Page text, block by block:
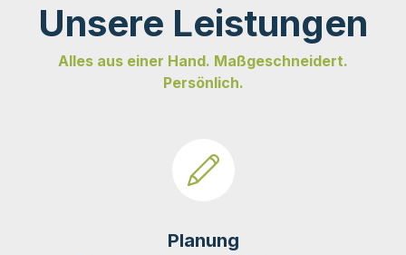
Unsere Leistungen
Alles aus einer Hand. Maßgeschneidert.
Persönlich.
Planung